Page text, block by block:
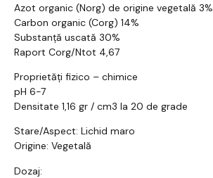
Azot organic (Norg) de origine vegetală 3%
Carbon organic (Corg) 14%
Substanță uscată 30%
Raport Corg/Ntot 4,67
Proprietăți fizico – chimice
pH 6-7
Densitate 1,16 gr / cm3 la 20 de grade
Stare/Aspect: Lichid maro
Origine: Vegetală
Dozaj: